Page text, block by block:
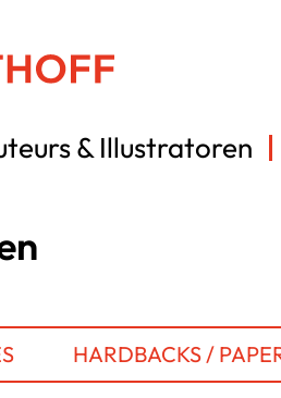
& Illustratoren
HARDBACKS /